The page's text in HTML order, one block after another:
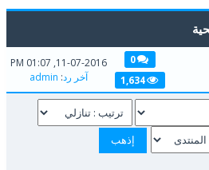
0
1,634
11-07-2016, 01:07 PM
آخر رد:
admin